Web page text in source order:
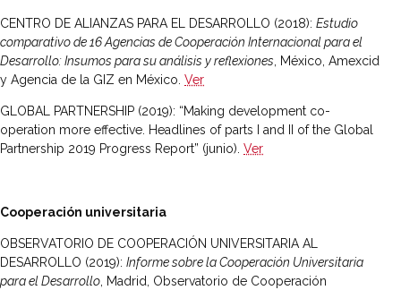
CENTRO DE ALIANZAS PARA EL DESARROLLO (2018): Estudio
comparativo de 16 Agencias de Cooperación Internacional para el
Desarrollo: Insumos para su análisis y reflexiones , México, Amexcid
y Agencia de la GIZ en México. Ver
GLOBAL PARTNERSHIP (2019): “Making development co-
operation more effective. Headlines of parts I and II of the Global
Partnership 2019 Progress Report” (junio). Ver
Cooperación universitaria
OBSERVATORIO DE COOPERACIÓN UNIVERSITARIA AL
DESARROLLO (2019): Informe sobre la Cooperación Universitaria
para el Desarrollo, Madrid, Observatorio de Cooperación